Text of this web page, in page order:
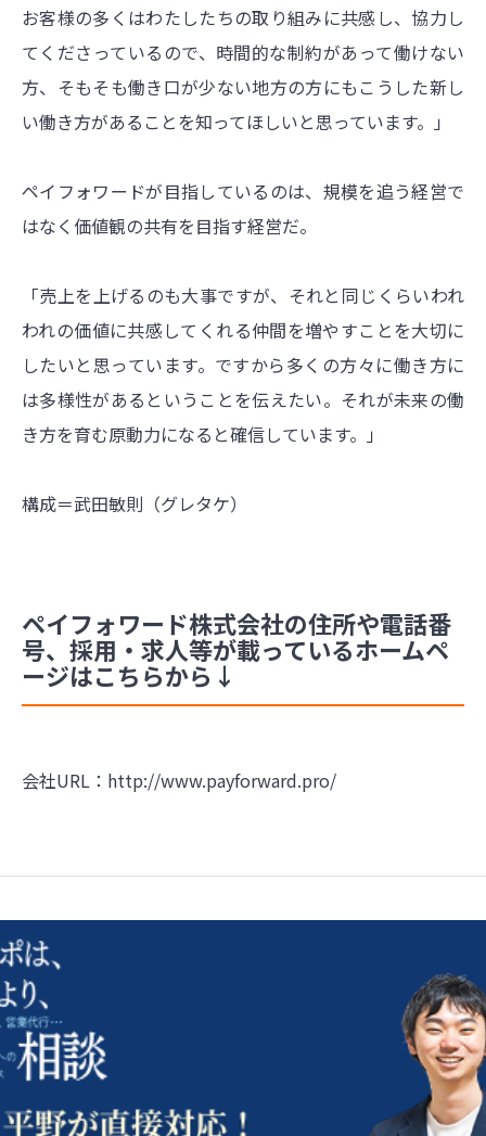
お客様の多くはわたしたちの取り組みに共感し、協力し
てくださっているので、時間的な制約があって働けない
方、そもそも働き口が少ない地方の方にもこうした新し
い働き方があることを知ってほしいと思っています。」
ペイフォワードが目指しているのは、規模を追う経営で
はなく価値観の共有を目指す経営だ。
「売上を上げるのも大事ですが、それと同じくらいわれ
われの価値に共感してくれる仲間を増やすことを大切に
したいと思っています。ですから多くの方々に働き方に
は多様性があるということを伝えたい。それが未来の働
き方を育む原動力になると確信しています。」
構成＝武田敏則（グレタケ）
ペイフォワード株式会社の住所や電話番
号、採用・求人等が載っているホームペ
ージはこちらから↓
会社URL： http://www.payforward.pro/